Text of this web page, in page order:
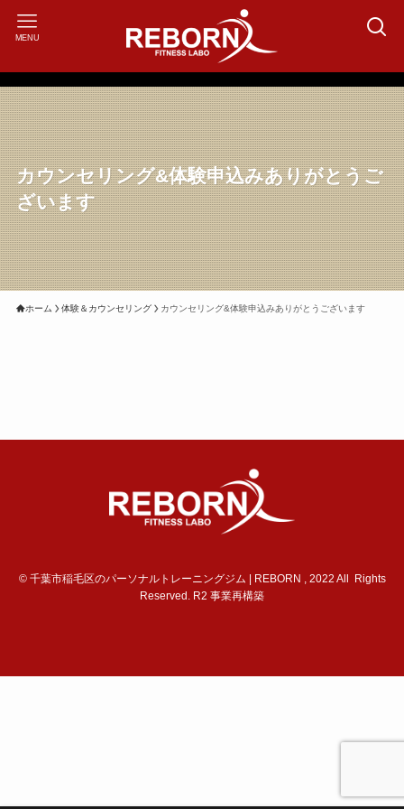
MENU
カウンセリング&体験申込みありがとうご
ざいます
ホーム 体験＆カウンセリング カウンセリング&体験申込みありがとうございます
©千葉市稲毛区のパーソナルトレーニングジム | REBORN , 2022 All Rights
Reserved. R2 事業再構築